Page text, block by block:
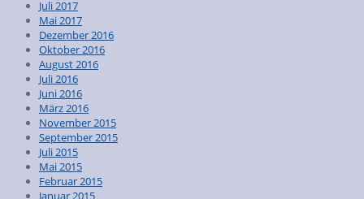
Juli 2017
Mai 2017
Dezember 2016
Oktober 2016
August 2016
Juli 2016
Juni 2016
März 2016
November 2015
September 2015
Juli 2015
Mai 2015
Februar 2015
Januar 2015